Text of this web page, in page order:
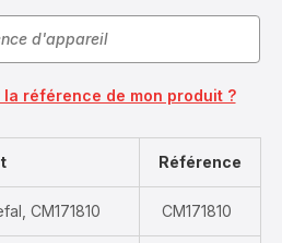
la référence de mon produit ?
Référence
CM171810 CM171810